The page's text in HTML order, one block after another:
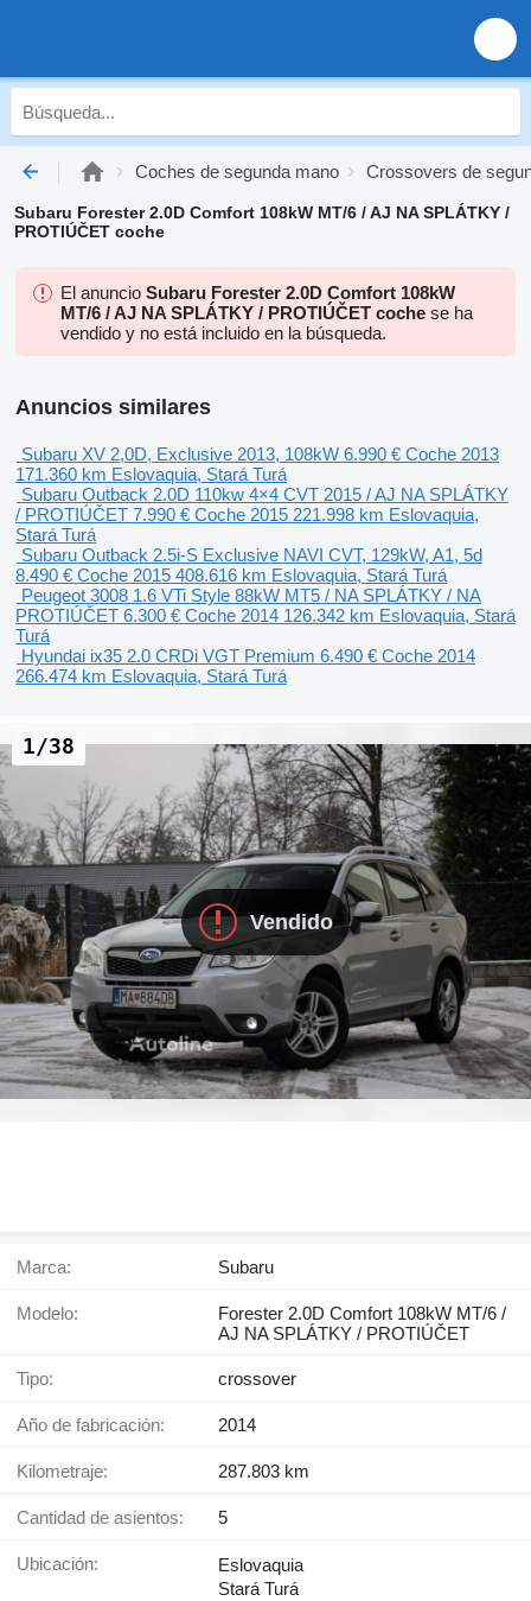
Coches de segunda mano Crossovers de
Subaru Forester 2.0D Comfort 108kW MT/6 / AJ NA SPLÁTKY /
PROTIÚČET coche
El anuncio Subaru Forester 2.0D Comfort 108kW
MT/6 / AJ NA SPLÁTKY / PROTIÚČET coche se ha
vendido y no está incluido en la búsqueda.
Anuncios similares
Subaru XV 2,0D, Exclusive 2013, 108kW 6.990 € Coche 2013
171.360 km Eslovaquia, Stará Turá
Subaru Outback 2.0D 110kw 4×4 CVT 2015 / AJ NA SPLÁTKY
/ PROTIÚČET 7.990 € Coche 2015 221.998 km Eslovaquia,
Stará Turá
Subaru Outback 2.5i-S Exclusive NAVI CVT, 129kW, A1, 5d
8.490 € Coche 2015 408.616 km Eslovaquia, Stará Turá
Peugeot 3008 1.6 VTi Style 88kW MT5 / NA SPLÁTKY / NA
PROTIÚČET 6.300 € Coche 2014 126.342 km Eslovaquia, Stará
Turá
Hyundai ix35 2.0 CRDi VGT Premium 6.490 € Coche 2014
266.474 km Eslovaquia, Stará Turá
Vendido
1/38
Marca: Subaru
Modelo:
Forester 2.0D Comfort 108kW MT/6 /
AJ NA SPLÁTKY / PROTIÚČET
Tipo: crossover
Año de fabricación: 2014
Kilometraje: 287.803 km
Cantidad de asientos: 5
Ubicación:
Eslovaquia
Stará Turá